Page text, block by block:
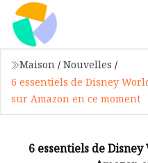
Maison / Nouvelles /
6 essentiels de Disney
sur Amazon en ce moment
6 essentiels de